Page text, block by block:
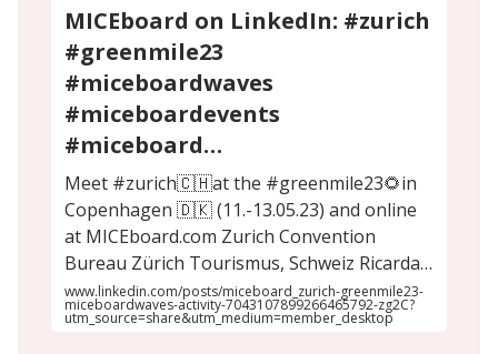
MICEboard on LinkedIn: #zurich
#greenmile23
#miceboardwaves
#miceboardevents
#miceboard…
Meet #zurich🇨🇭at the #greenmile23🌻in
Copenhagen 🇩🇰 (11.-13.05.23) and online
at MICEboard.com Zurich Convention
Bureau Zürich Tourismus, Schweiz Ricarda…
www.linkedin.com/posts/miceboard_zurich-greenmile23-
miceboardwaves-activity-7043107899266465792-zg2C?
utm_source=share&utm_medium=member_desktop